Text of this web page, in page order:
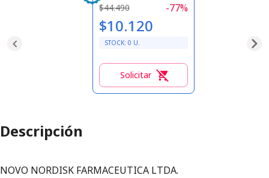
$44.490 -77%
$10.120
STOCK: 0 U.
Solicitar
Descripción
NOVO NORDISK FARMACEUTICA LTDA.